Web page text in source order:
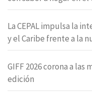
La CEPAL impulsa la
y el Caribe frente a la
GIFF 2026 corona a las
edición